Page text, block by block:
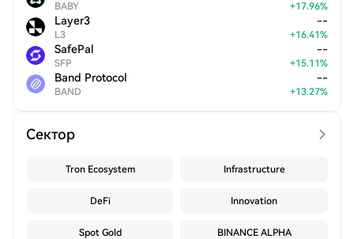
BABY +17.96%
Layer3
L3
--
+16.41%
SafePal
SFP
--
+15.11%
Band Protocol
BAND
--
+13.27%
Сектор
Tron Ecosystem Infrastructure
DeFi Innovation
Spot Gold BINANCE ALPHA